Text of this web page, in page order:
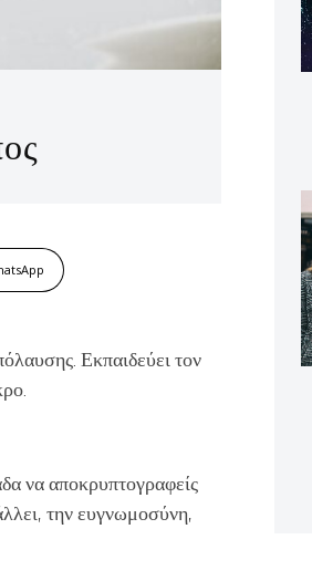
Εκπαιδεύει τον
να αποκρυπτογραφείς
την ευγνωμοσύνη,